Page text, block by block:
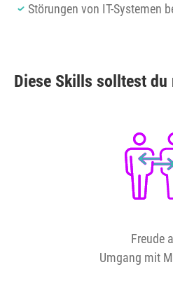
Störungen von IT-Systemen
Diese Skills solltest du
Freude
Umgang mit